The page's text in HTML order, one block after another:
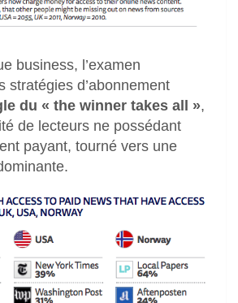
business, l’examen
stratégies d’abonnement
du « the winner takes all »,
de lecteurs ne possédant
payant, tourné vers une